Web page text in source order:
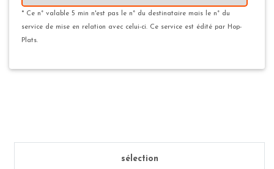
* Ce n° valable 5 min n'est pas le n° du destinataire mais le n° du
service de mise en relation avec celui-ci. Ce service est édité par Hop-
Plats.
sélection